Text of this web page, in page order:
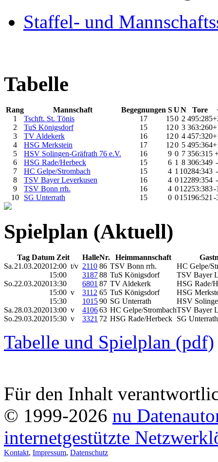
Staffel- und
Tabelle
Rang Mannschaft Begegnungen S UN Tore
1
Tschft. St. Tönis 17 150 2 495:285
2
TuS Königsdorf 15 120 3 363:260
3
TV Aldekerk 16 120 4 457:320
4
HSG Merkstein 17 120 5 495:364
5
HSV Solingen-Gräfrath 76 e.V. 16 9 0 7 356:315
6
HSG Rade/Herbeck 15 6 1 8 306:349
7
HC Gelpe/Strombach 15 4 1 10284:343
8
TSV Bayer Leverkusen 16 4 012289:354
9
TSV Bonn rrh. 16 4 012253:383-
10
SG Unterrath 15 0 015196:521 -
Spielplan (Aktuell)
Tag Datum Zeit HalleNr. Heimmannschaft
Sa.21.03.202012:00 t/v 2110 86 TSV Bonn rrh.
HC Gelpe/
15:00
318788 TuS Königsdorf
TSV Bayer
So.22.03.202013:30 6801 87 TV Aldekerk
HSG Rade/
15:00 v
3112 65 TuS Königsdorf
HSG
15:30
101590 SG Unterrath
HSV
Sa.28.03.202013:00 v 410663 HC Gelpe/StrombachTSV Bayer
So.29.03.202015:30 v 3321 72 HSG Rade/Herbeck SG
Tabelle und Spielplan (pdf)
Für den Inhalt
© 1999-2026 nu
internetgestützte
Kontakt, Impressum, Datenschutz